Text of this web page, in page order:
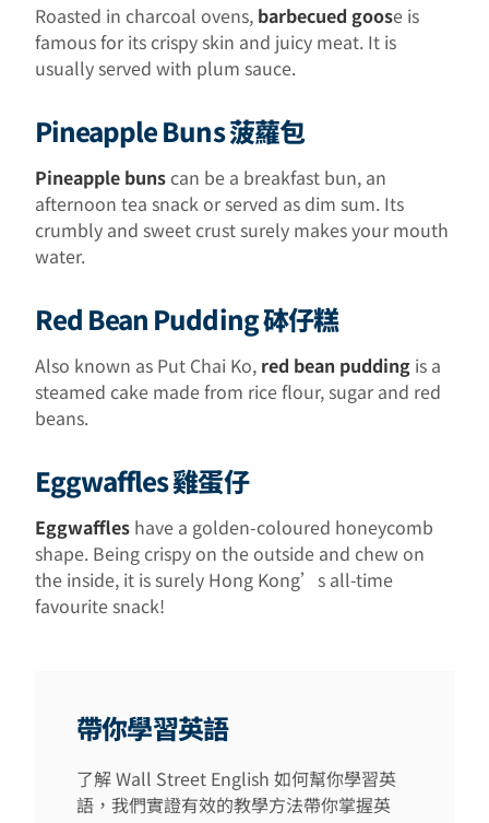
Roasted in charcoal ovens, barbecued goose is
famous for its crispy skin and juicy meat. It is
usually served with plum sauce.
Pineapple Buns 菠蘿包
Pineapple buns can be a breakfast bun, an
afternoon tea snack or served as dim sum. Its
crumbly and sweet crust surely makes your mouth
water.
Red Bean Pudding 砵仔糕
Also known as Put Chai Ko, red bean pudding is a
steamed cake made from rice flour, sugar and red
beans.
Eggwaffles 雞蛋仔
Eggwaffles have a golden-coloured honeycomb
shape. Being crispy on the outside and chew on
the inside, it is surely Hong Kong’s all-time
favourite snack!
帶你學習英語
了解 Wall Street English 如何幫你學習英
語，我們實證有效的教學方法帶你掌握英